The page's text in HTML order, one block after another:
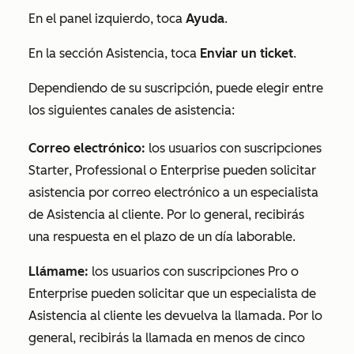
En el panel izquierdo, toca Ayuda.
En la sección Asistencia, toca Enviar un ticket.
Dependiendo de su suscripción, puede elegir entre
los siguientes canales de asistencia:
Correo electrónico: los usuarios con suscripciones
Starter, Professional o Enterprise pueden solicitar
asistencia por correo electrónico a un especialista
de Asistencia al cliente. Por lo general, recibirás
una respuesta en el plazo de un día laborable.
Llámame: los usuarios con suscripciones Pro o
Enterprise pueden solicitar que un especialista de
Asistencia al cliente les devuelva la llamada. Por lo
general, recibirás la llamada en menos de cinco